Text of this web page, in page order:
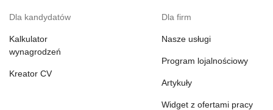
Dla kandydatów
Kalkulator
wynagrodzeń
Kreator CV
Dla firm
Nasze usługi
Program lojalnościowy
Artykuły
Widget z ofertami pracy